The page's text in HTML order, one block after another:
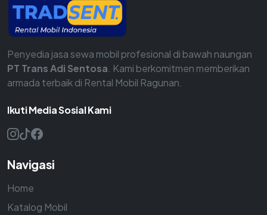
Penyedia jasa sewa mobil profesional di bawah naungan
PT Trans Adi Sentosa . Kami berkomitmen memberikan
armada terbaik di Rental Mobil Ragunan.
Ikuti Media Sosial Kami
Navigasi
Home
Katalog Mobil